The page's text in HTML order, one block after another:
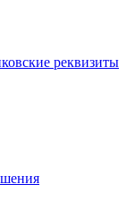
реквизиты